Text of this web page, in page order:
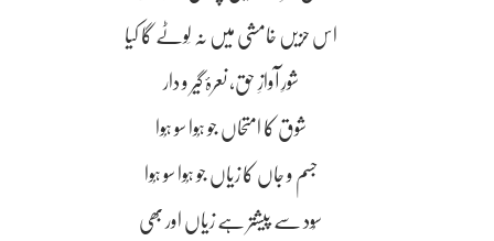
اس حزیں خامشی میں نہ لَوٹے گا کیا
شورِ آوازِ حق، نعرۂ گیر و دار
شوق کا امتحاں جو ہُوا سو ہُوا
جسم و جاں کا زیاں جو ہُوا سو ہُوا
سُود سے پیشتر ہے زیاں اور بھی